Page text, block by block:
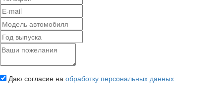
Даю согласие на обработку персональных данных